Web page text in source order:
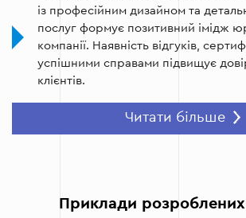
із професійним дизайном та
послуг формує позитивний імідж
компанії. Наявність відгуків,
успішними справами підвищує
клієнтів.
Автоматизація комунікації.
Підвищення впізнаваності бренду.
Читати більше
Приклади розроблених